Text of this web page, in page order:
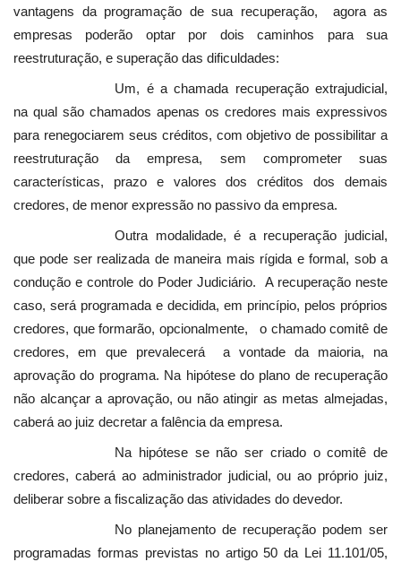
vantagens da programação de sua recuperação, agora as
empresas poderão optar por dois caminhos para sua
reestruturação, e superação das dificuldades:
Um, é a chamada recuperação extrajudicial,
na qual são chamados apenas os credores mais expressivos
para renegociarem seus créditos, com objetivo de possibilitar a
reestruturação da empresa, sem comprometer suas
características, prazo e valores dos créditos dos demais
credores, de menor expressão no passivo da empresa.
Outra modalidade, é a recuperação judicial,
que pode ser realizada de maneira mais rígida e formal, sob a
condução e controle do Poder Judiciário. A recuperação neste
caso, será programada e decidida, em princípio, pelos próprios
credores, que formarão, opcionalmente, o chamado comitê de
credores, em que prevalecerá a vontade da maioria, na
aprovação do programa. Na hipótese do plano de recuperação
não alcançar a aprovação, ou não atingir as metas almejadas,
caberá ao juiz decretar a falência da empresa.
Na hipótese se não ser criado o comitê de
credores, caberá ao administrador judicial, ou ao próprio juiz,
deliberar sobre a fiscalização das atividades do devedor.
No planejamento de recuperação podem ser
programadas formas previstas no artigo 50 da Lei 11.101/05,